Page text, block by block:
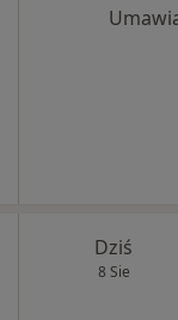
Dziś
8 Sie